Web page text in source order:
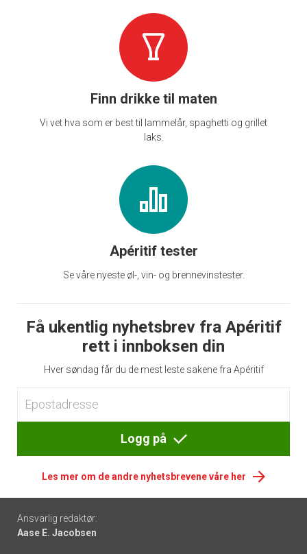
Finn drikke til maten
Vi vet hva som er best til lammelår, spaghetti og grillet
laks.
Apéritif tester
Se våre nyeste øl-, vin- og brennevinstester.
Få ukentlig nyhetsbrev fra Apéritif
rett i innboksen din
Hver søndag får du de mest leste sakene fra Apéritif
Logg på
Les mer om de andre nyhetsbrevene våre her
Footer
-
Ansvarlig redaktør:
Aase E. Jacobsen